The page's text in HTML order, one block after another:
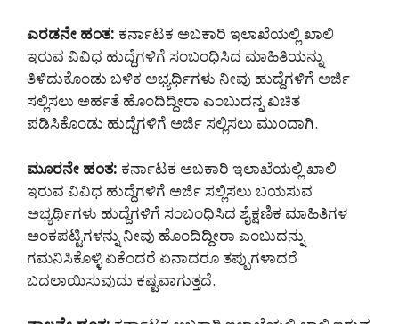
ಎರಡನೇ ಹಂತ: ಕರ್ನಾಟಕ ಅಬಕಾರಿ ಇಲಾಖೆಯಲ್ಲಿ ಖಾಲಿ
ಇರುವ ವಿವಿಧ ಹುದ್ದೆಗಳಿಗೆ ಸಂಬಂಧಿಸಿದ ಮಾಹಿತಿಯನ್ನು
ತಿಳಿದುಕೊಂಡು ಬಳಿಕ ಅಭ್ಯರ್ಥಿಗಳು ನೀವು ಹುದ್ದೆಗಳಿಗೆ ಅರ್ಜಿ
ಸಲ್ಲಿಸಲು ಅರ್ಹತೆ ಹೊಂದಿದ್ದೀರಾ ಎಂಬುದನ್ನ ಖಚಿತ
ಪಡಿಸಿಕೊಂಡು ಹುದ್ದೆಗಳಿಗೆ ಅರ್ಜಿ ಸಲ್ಲಿಸಲು ಮುಂದಾಗಿ.
ಮೂರನೇ ಹಂತ: ಕರ್ನಾಟಕ ಅಬಕಾರಿ ಇಲಾಖೆಯಲ್ಲಿ ಖಾಲಿ
ಇರುವ ವಿವಿಧ ಹುದ್ದೆಗಳಿಗೆ ಅರ್ಜಿ ಸಲ್ಲಿಸಲು ಬಯಸುವ
ಅಭ್ಯರ್ಥಿಗಳು ಹುದ್ದೆಗಳಿಗೆ ಸಂಬಂಧಿಸಿದ ಶೈಕ್ಷಣಿಕ ಮಾಹಿತಿಗಳ
ಅಂಕಪಟ್ಟಿಗಳನ್ನು ನೀವು ಹೊಂದಿದ್ದೀರಾ ಎಂಬುದನ್ನು
ಗಮನಿಸಿಕೊಳ್ಳಿ ಏಕೆಂದರೆ ಏನಾದರೂ ತಪ್ಪುಗಳಾದರೆ
ಬದಲಾಯಿಸುವುದು ಕಷ್ಟವಾಗುತ್ತದೆ.